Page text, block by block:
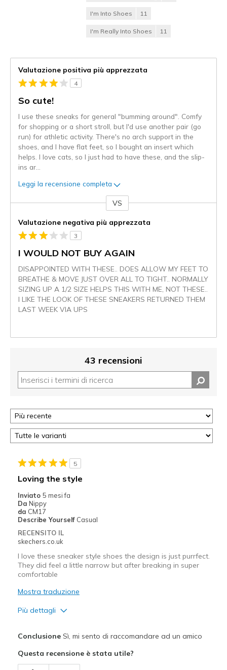
I'm Into Shoes 11
I'm Really Into Shoes 11
Valutazione positiva più apprezzata
4
So cute!
I use these sneaks for general "bumming around". Comfy
for shopping or a short stroll, but I'd use another pair (go
run) for athletic activity. There's no arch support in the
shoes, and I have flat feet, so I bought an insert which
helps. I love cats, so I just had to have these, and the slip-
ins ar
Leggi la recensione completa
VS
Valutazione negativa più apprezzata
3
I WOULD NOT BUY AGAIN
DISAPPOINTED WITH THESE.. DOES ALLOW MY FEET TO
BREATHE & MOVE JUST OVER ALL TO TIGHT.. NORMALLY
SIZING UP A 1/2 SIZE HELPS THIS WITH ME, NOT THESE..
I LIKE THE LOOK OF THESE SNEAKERS RETURNED THEM
LAST WEEK VIA UPS
43 recensioni
5
Loving the style
Inviato 5 mesi fa
Da Nippy
da CM17
Describe Yourself Casual
RECENSITO IL
skechers.co.uk
I love these sneaker style shoes the design is just purrfect.
They did feel a little narrow but after breaking in super
comfortable
Mostra traduzione
Più dettagli
Comfortable
ConclusioneSì, mi sento di raccomandare ad un amico
Questa recensione è stata utile?